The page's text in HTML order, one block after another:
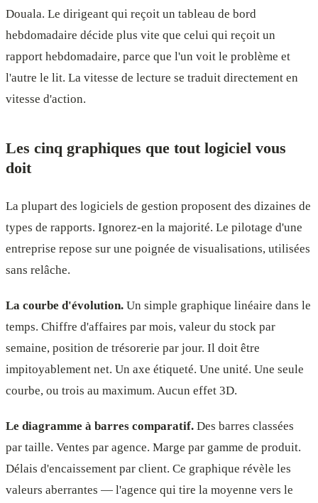
Douala. Le dirigeant qui reçoit un tableau de bord
hebdomadaire décide plus vite que celui qui reçoit un
rapport hebdomadaire, parce que l'un voit le problème et
l'autre le lit. La vitesse de lecture se traduit directement en
vitesse d'action.
Les cinq graphiques que tout logiciel vous
doit
La plupart des logiciels de gestion proposent des dizaines de
types de rapports. Ignorez-en la majorité. Le pilotage d'une
entreprise repose sur une poignée de visualisations, utilisées
sans relâche.
La courbe d'évolution. Un simple graphique linéaire dans le
temps. Chiffre d'affaires par mois, valeur du stock par
semaine, position de trésorerie par jour. Il doit être
impitoyablement net. Un axe étiqueté. Une unité. Une seule
courbe, ou trois au maximum. Aucun effet 3D.
Le diagramme à barres comparatif. Des barres classées
par taille. Ventes par agence. Marge par gamme de produit.
Délais d'encaissement par client. Ce graphique révèle les
valeurs aberrantes — l'agence qui tire la moyenne vers le